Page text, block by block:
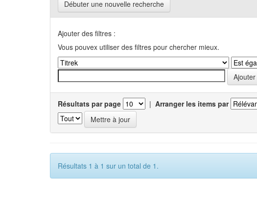
Débuter une nouvelle recherche
Ajouter des filtres :
Vous pouvex utiliser des filtres pour chercher mieux.
Résultats par page | Arranger les items par
Résultats 1 à 1 sur un total de 1.